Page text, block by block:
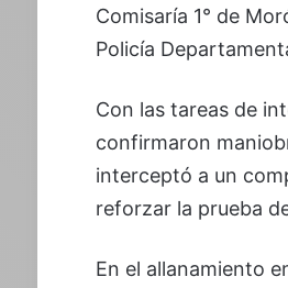
Comisaría 1° de
Policía
Con las tareas de
confirmaron
interceptó a un
reforzar la prueba
En el allanamiento